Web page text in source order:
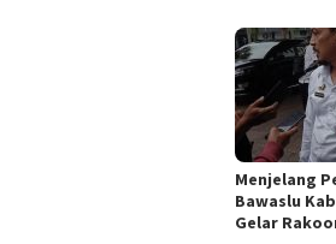
Menjelang
Bawaslu
Gelar